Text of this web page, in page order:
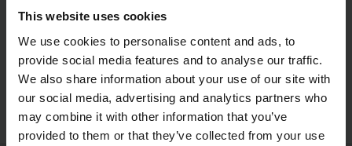
This website uses cookies
We use cookies to personalise content and ads, to
provide social media features and to analyse our traffic.
We also share information about your use of our site with
our social media, advertising and analytics partners who
may combine it with other information that you’ve
provided to them or that they’ve collected from your use
Modèle de licences unique